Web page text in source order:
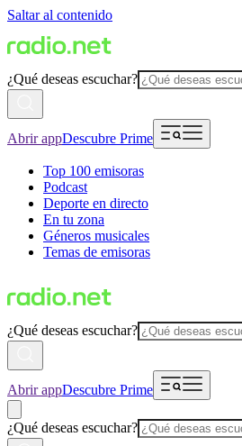
Saltar al contenido
¿Qué deseas escuchar?
Abrir appDescubre Prime
Top 100 emisoras
Podcast
Deporte en directo
En tu zona
Géneros musicales
Temas de emisoras
¿Qué deseas escuchar?
Abrir appDescubre Prime
¿Qué deseas escuchar?